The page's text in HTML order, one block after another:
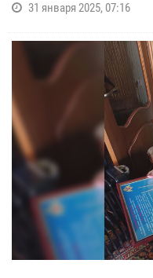
31 января 2025, 07:16